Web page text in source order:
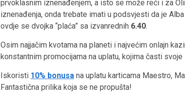
prvoklasnim iznenađenjem, a isto se može reći i za
iznenađenja, onda trebate imati u podsvjesti da je
ovdje se dvojka “plaća” sa izvanrednih 6.40.
Osim najjačim kvotama na planeti i najvećim onlajn
konstantnim promocijama na uplatu, kojima časti svoje
Iskoristi 10% bonusa na uplatu karticama Maestro,
Fantastična prilika koja se ne propušta!